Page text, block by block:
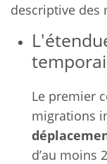
descriptive des
Le premier
migrations
d’au moins